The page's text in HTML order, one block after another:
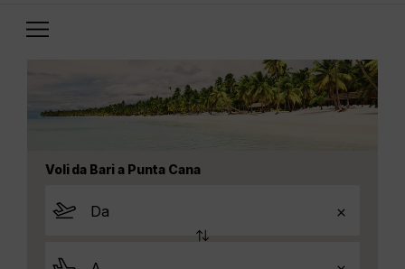
Voli da Bari a Punta Cana